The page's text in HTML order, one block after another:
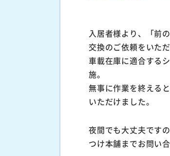
入居者様より、「前
交換のご依頼をいただ
車載在庫に適合する
施。
無事に作業を終える
いただけました。
夜間でも大丈夫です
つけ本舗までお問い